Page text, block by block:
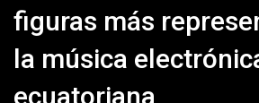
figuras más
la música
ecuatoriana